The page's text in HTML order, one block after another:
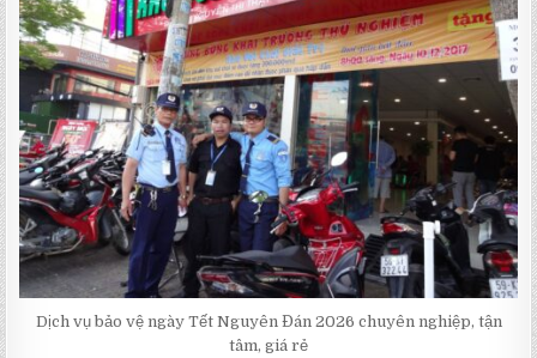
Dịch vụ bảo vệ ngày Tết Nguyên Đán 2026 chuyên nghiệp, tận
tâm, giá rẻ